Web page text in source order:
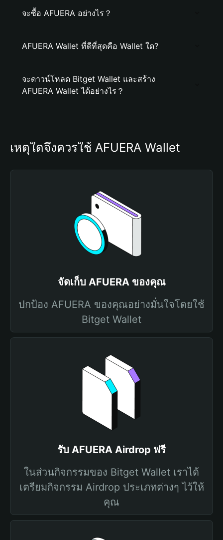
จะซื้อ AFUERA อย่างไร？
AFUERA Wallet ที่ดีที่สุดคือ Wallet ใด?
จะดาวน์โหลด Bitget Wallet และสร้าง
AFUERA Wallet ได้อย่างไร？
เหตุใดจึงควรใช้ AFUERA Wallet
จัดเก็บ AFUERA ของคุณ
ปกป้อง AFUERA ของคุณอย่างมั่นใจโดยใช้
Bitget Wallet
รับ AFUERA Airdrop ฟรี
ในส่วนกิจกรรมของ Bitget Wallet เราได้
เตรียมกิจกรรม Airdrop ประเภทต่างๆ ไว้ให้
คุณ